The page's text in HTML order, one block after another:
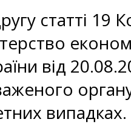
статті 19
від
випадках.